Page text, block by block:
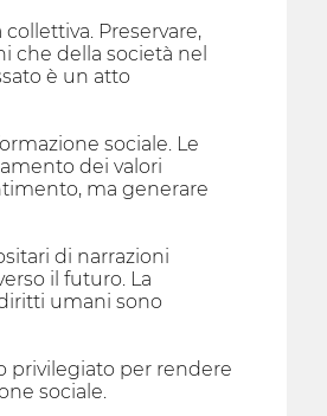
Preservare,
che della società nel
è un atto
sociale. Le
dei valori
ma generare
di narrazioni
il futuro. La
umani sono
privilegiato per rendere
sociale.